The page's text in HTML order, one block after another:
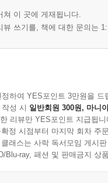
이 곳에 게재됩니다.
뷰 쓰기를, 책에 대한 문의는
하여 YES포인트 3만원을 드
성 시 일반회원 300원, 마니
리뷰만 YES포인트 지급됩니
정 시점부터 마지막 회차 주
래스는 사락 독서모임 게시
Blu-ray, 패션 및 판매금지 상